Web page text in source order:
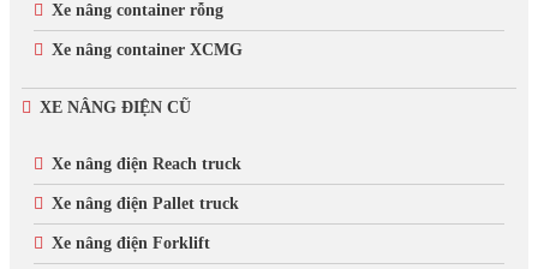
Xe nâng container rỗng
Xe nâng container XCMG
XE NÂNG ĐIỆN CŨ
Xe nâng điện Reach truck
Xe nâng điện Pallet truck
Xe nâng điện Forklift